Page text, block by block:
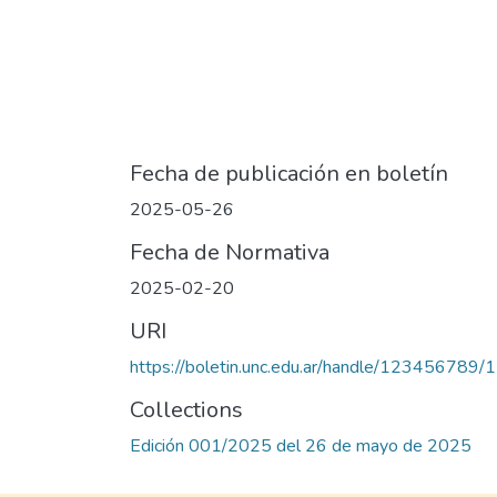
Fecha de publicación en boletín
2025-05-26
Fecha de Normativa
2025-02-20
URI
https://boletin.unc.edu.ar/handle/123456789/
Collections
Edición 001/2025 del 26 de mayo de 2025